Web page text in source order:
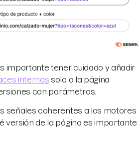
importante tener cuidado y añadir
internos solo a la página
con parámetros.
señales coherentes a los motores
versión de la página es importante